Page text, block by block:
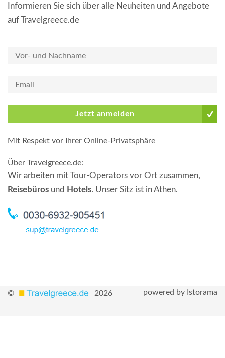
Informieren Sie sich über alle Neuheiten und Angebote
auf Travelgreece.de
Jetzt anmelden
Mit Respekt vor Ihrer Online-Privatsphäre
Über Travelgreece.de:
Wir arbeiten mit Tour-Operators vor Ort zusammen,
Reisebüros und Hotels. Unser Sitz ist in Athen.
© 2026 powered by Istorama